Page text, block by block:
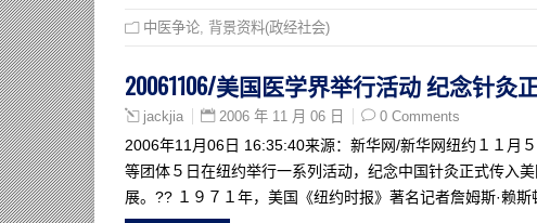
中医争论 背景资料(政经社会)
20061106/美国医学界举行活动 纪念针灸
jackjia 2006 年 11 月 06 日 0 Comments
2006年11月06日 16:35:40来源：新华网/新华网纽约１１月
等团体５日在纽约举行一系列活动，纪念中国针灸正式传入
展。?? １９７１年，美国《纽约时报》著名记者詹姆斯·赖